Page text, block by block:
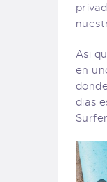
Asi
en
dias